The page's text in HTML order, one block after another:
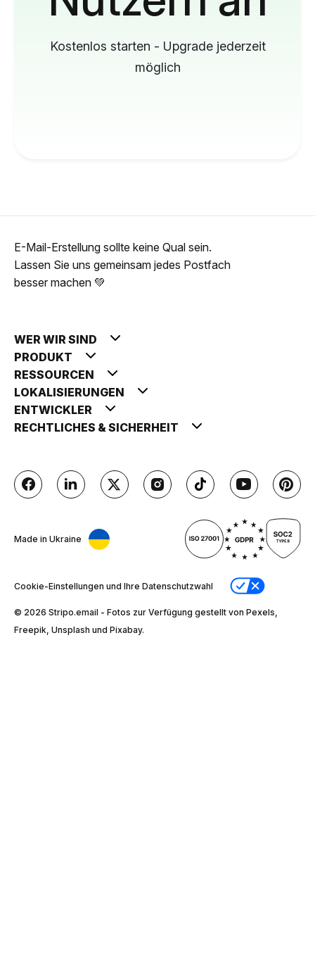
Kostenlos starten - Upgrade jederzeit
möglich
E-Mail-Erstellung sollte keine Qual sein.
Lassen Sie uns gemeinsam jedes Postfach
besser machen 💚
WER WIR SIND
PRODUKT
RESSOURCEN
LOKALISIERUNGEN
ENTWICKLER
RECHTLICHES & SICHERHEIT
Made in Ukraine
Cookie-Einstellungen und Ihre Datenschutzwahl
© 2026 Stripо.email - Fotos zur Verfügung gestellt von Pexels,
Freepik, Unsplash und Pixabay.